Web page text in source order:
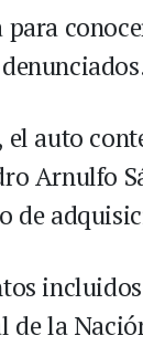
el auto
Arnulfo
de
de la